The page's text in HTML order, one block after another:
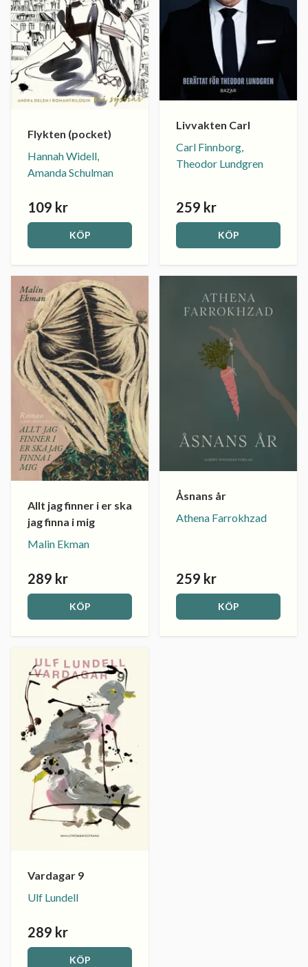
Flykten (pocket)
Hannah Widell,
Amanda Schulman
109 kr
KÖP
Livvakten Carl
Carl Finnborg,
Theodor Lundgren
259 kr
KÖP
Allt jag finner i er ska
jag finna i mig
Malin Ekman
289 kr
KÖP
Åsnans år
Athena Farrokhzad
259 kr
KÖP
Vardagar 9
Ulf Lundell
289 kr
KÖP